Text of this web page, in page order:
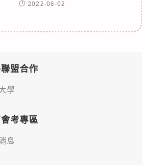
2022-08-02
盟合作
學
考專區
息